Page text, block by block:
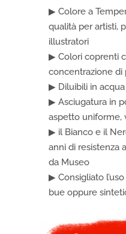
▶ Colore a
qualità per artisti,
illustratori
▶ Colori coprenti
concentrazione di
▶ Diluibili in acqua
▶ Asciugatura in
aspetto uniforme,
▶ il Bianco e il
anni di resistenza
da Museo
▶ Consigliato
bue oppure